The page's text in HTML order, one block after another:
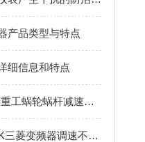
产品类型与特点
细信息和特点
产品介绍-三菱重工蜗轮蜗杆减速机SUHA99R-8
FR-F840-0.75K三菱变频器调速不稳？90%是这几个参数没设对